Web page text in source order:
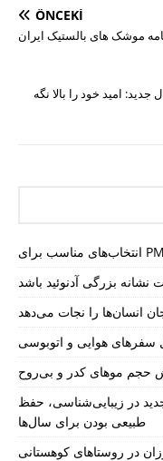
ÖNCEKI
موشک های بالستیک ایران
امید خود را بالا نگه
انسان‌ها را نجات می‌دهد
هوایی و اتوبوسی
حجم موهای کدر و بی‌روح
در زیبایی‌شناسی، حفظ
طبیعی بودن برای سال‌ها
در روستاهای کوهستانی